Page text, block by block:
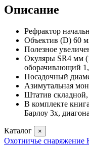
Описание
Рефрактор
Объектив (D) 60
Полезное
Окуляры SR4 мм
оборачивающий
Посадочный
Азимутальная
Штатив
В комплекте
Барлоу 3x,
Каталог ×
Охотничье снаряжение